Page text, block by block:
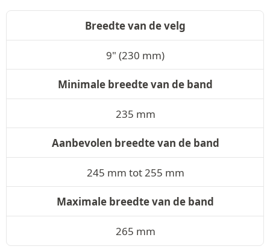
Breedte van de velg
9" (230 mm)
Minimale breedte van de band
235 mm
Aanbevolen breedte van de band
245 mm tot 255 mm
Maximale breedte van de band
265 mm